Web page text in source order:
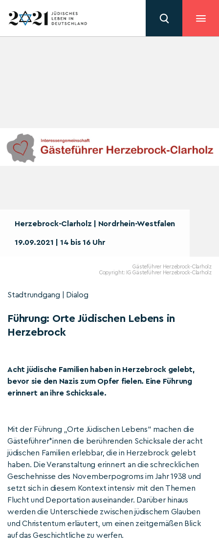
Herzebrock-Clarholz | Nordrhein-Westfalen
19.09.2021 | 14 bis 16 Uhr
Gästeführer Herzebrock-Clarholz
Copyright: IG Gästeführer Herzebrock-Clarholz
Stadtrundgang | Dialog
Führung: Orte Jüdischen Lebens in
Herzebrock
Acht jüdische Familien haben in Herzebrock gelebt,
bevor sie den Nazis zum Opfer fielen. Eine Führung
erinnert an ihre Schicksale.
Mit der Führung „Orte Jüdischen Lebens“ machen die
Gästeführer*innen die berührenden Schicksale der acht
jüdischen Familien erlebbar, die in Herzebrock gelebt
haben. Die Veranstaltung erinnert an die schrecklichen
Geschehnisse des Novemberpogroms im Jahr 1938 und
setzt sich in diesem Kontext intensiv mit den Themen
Flucht und Deportation auseinander. Darüber hinaus
werden die Unterschiede zwischen jüdischem Glauben
und Christentum erläutert, um einen zeitgemäßen Blick
auf das Geschichtliche zu werfen.